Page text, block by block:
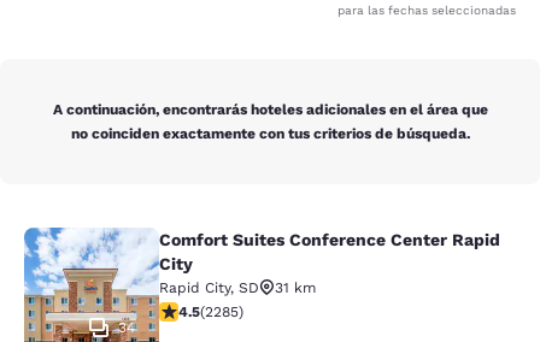
para las fechas seleccionadas
A continuación, encontrarás hoteles adicionales en el área que
no coinciden exactamente con tus criterios de búsqueda.
Comfort Suites Conference Center
34
Comfort Suites Conference Center Rapid
City
Rapid City, SD
31 km
calificación de 4.55 estrellas. Excelente. 2285 reseñas
4.5(2285)